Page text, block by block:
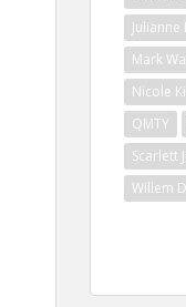
Mark
Nicole
QMTY
Scarlett
Willem